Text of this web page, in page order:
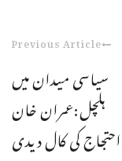
Previous Article
سیاسی میدان میں
ہلچل:عمران خان
کی کال دیدی